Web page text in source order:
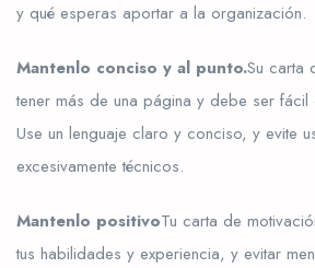
y qué esperas aportar a la organización.
Mantenlo conciso y al punto.Su carta
tener más de una página y debe ser
Use un lenguaje claro y conciso, y evite
excesivamente técnicos.
Mantenlo positivoTu carta de
tus habilidades y experiencia, y evitar